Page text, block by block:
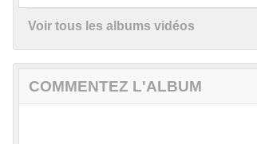
Voir tous les albums vidéos
COMMENTEZ L'ALBUM